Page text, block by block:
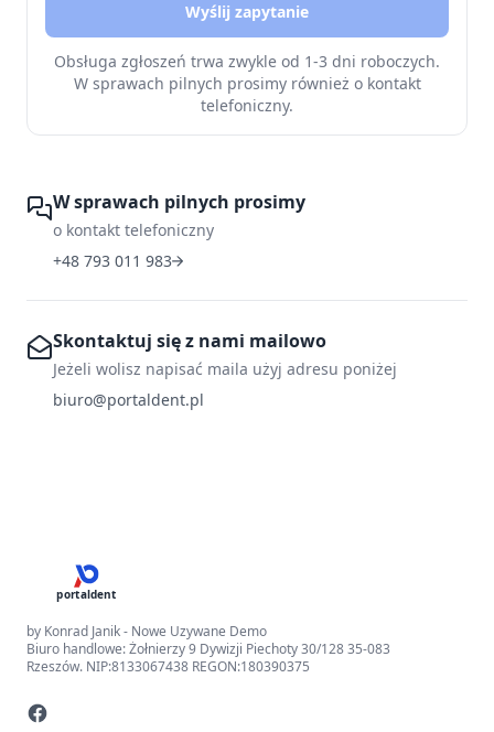
Wyślij zapytanie
Obsługa zgłoszeń trwa zwykle od 1-3 dni roboczych.
W sprawach pilnych prosimy również o kontakt
telefoniczny.
W sprawach pilnych prosimy
o kontakt telefoniczny
+48 793 011 983
Skontaktuj się z nami mailowo
Jeżeli wolisz napisać maila użyj adresu poniżej
biuro@portaldent.pl
portaldent
by Konrad Janik - Nowe Uzywane Demo
Biuro handlowe: Żołnierzy 9 Dywizji Piechoty 30/128 35-083
Rzeszów. NIP:8133067438 REGON:180390375